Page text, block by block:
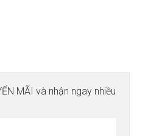
MÃI và nhận ngay nhiều